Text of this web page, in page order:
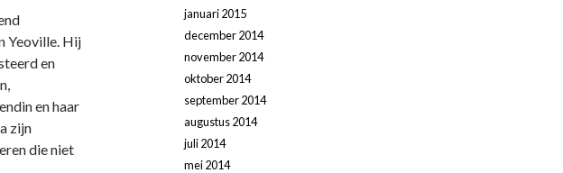
Yeoville. Hij
en
en haar
zijn
die niet
januari 2015
december 2014
november 2014
oktober 2014
september 2014
augustus 2014
juli 2014
mei 2014